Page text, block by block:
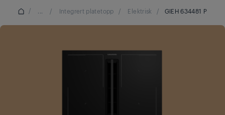
/ ... / Integrert platetopp / Elektrisk / GIEH 634481 P